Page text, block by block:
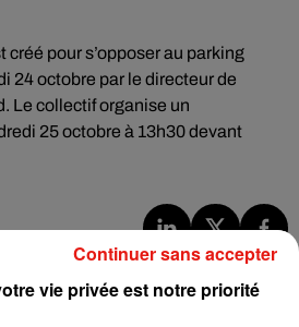
créé pour s’opposer au parking
24 octobre par le directeur de
Le collectif organise un
25 octobre à 13h30 devant
vie privée est notre priorité
Continuer sans accepter